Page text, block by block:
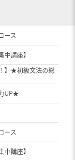
ース
講座】
】★初級文法の総
UP★
ース
講座】